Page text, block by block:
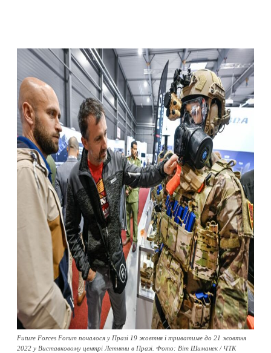
Future Forces Forum почалося у Празі 19 жовтня і триватиме до 21 жовтня
2022 у Виставковому центрі Летняни в Празі. Фото: Віт Шиманек / ЧТК